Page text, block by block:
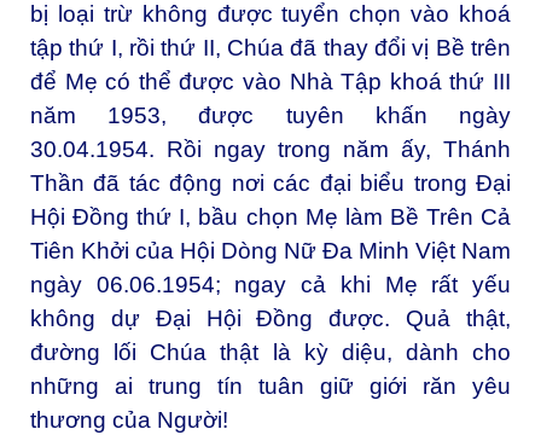
bị loại trừ không được tuyển chọn vào khoá
tập thứ I, rồi thứ II, Chúa đã thay đổi vị Bề trên
để Mẹ có thể được vào Nhà Tập khoá thứ III
năm 1953, được tuyên khấn ngày
30.04.1954. Rồi ngay trong năm ấy, Thánh
Thần đã tác động nơi các đại biểu trong Đại
Hội Đồng thứ I, bầu chọn Mẹ làm Bề Trên Cả
Tiên Khởi của Hội Dòng Nữ Đa Minh Việt Nam
ngày 06.06.1954; ngay cả khi Mẹ rất yếu
không dự Đại Hội Đồng được. Quả thật,
đường lối Chúa thật là kỳ diệu, dành cho
những ai trung tín tuân giữ giới răn yêu
thương của Người!